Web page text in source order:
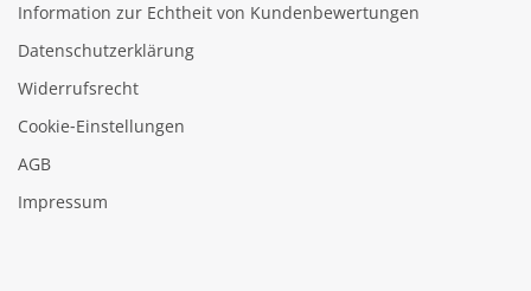
Information zur Echtheit von Kundenbewertungen
Datenschutzerklärung
Widerrufsrecht
Cookie‑Einstellungen
AGB
Impressum